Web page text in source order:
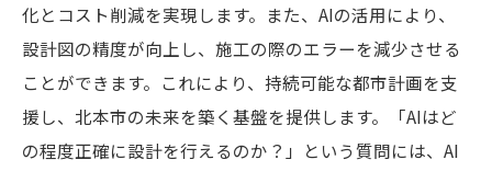
化とコスト削減を実現します。また、AIの活用により、
設計図の精度が向上し、施工の際のエラーを減少させる
ことができます。これにより、持続可能な都市計画を支
援し、北本市の未来を築く基盤を提供します。「AIはど
の程度正確に設計を行えるのか？」という質問には、AI